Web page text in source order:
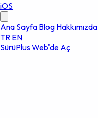
iOS
Ana Sayfa Blog Hakkımızda
TR EN
SürüPlus Web'de Aç